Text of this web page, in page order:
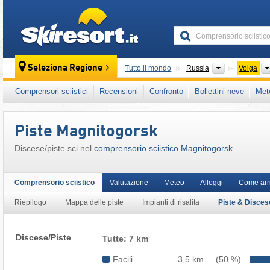
Seleziona Regione Tutto il mondo Russia PaesiVolga
Questo comprensorio sciistico è presente
Comprensori sciistici Recensioni Confronto Bollettini neve
Piste Magnitogorsk
Discese/​piste sci nel comprensorio sciistico Magnitogorsk
Comprensorio sciistico
Riepilogo Mappa delle piste Impianti di risalita Piste &
Valutazione Meteo Alloggi Come
Discese/Piste Tutte: 7 km
Facili 3,5 km
(50 %)